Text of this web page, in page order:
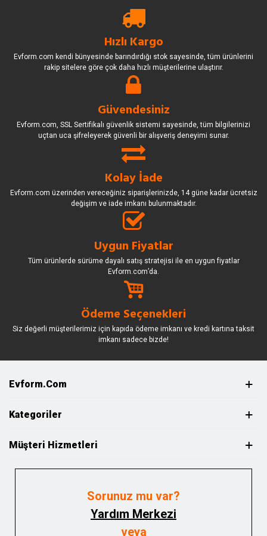
Hızlı Kargo
Evform.com kendi bünyesinde barındırdığı stok sayesinde, tüm ürünlerini
rakip sitelere göre çok daha hızlı müşterilerine ulaştırır.
Güvendesiniz
Evform.com, SSL Sertifikalı güvenlik sistemi sayesinde, tüm bilgilerinizi
uçtan uca şifreleyerek güvenli bir alışveriş deneyimi sunar.
Kolay İade
Evform.com üzerinden vereceğiniz siparişlerinizde, 14 güne kadar ücretsiz
değişim ve iade imkanı bulunmaktadır.
Uygun Fiyatlar
Tüm ürünlerde sürüme dayalı satış stratejisi ile en uygun fiyatlar
Evform.com’da.
Ödeme Seçenekleri
Siz değerli müşterilerimiz için kapıda ödeme imkanı ve kredi kartına taksit
imkanı sadece bizde!
Evform.com
Kategoriler
Müşteri Hizmetleri
Sorunuz mu var?
Yardım Merkezi
veya